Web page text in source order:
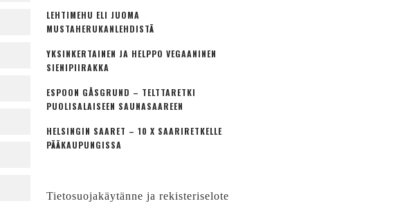
LEHTIMEHU ELI JUOMA
MUSTAHERUKANLEHDISTÄ
YKSINKERTAINEN JA HELPPO VEGAANINEN
SIENIPIIRAKKA
ESPOON GÅSGRUND – TELTTARETKI
PUOLISALAISEEN SAUNASAAREEN
HELSINGIN SAARET – 10 X SAARIRETKELLE
PÄÄKAUPUNGISSA
Tietosuojakäytänne ja rekisteriselote